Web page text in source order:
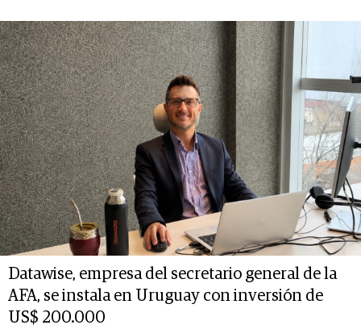
Datawise, empresa del secretario general de la
AFA, se instala en Uruguay con inversión de
US$ 200.000